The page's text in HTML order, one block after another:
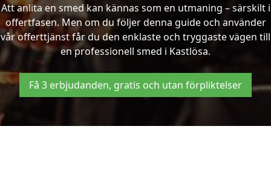
Att anlita en smed kan kännas som en utmaning – särskilt i
offertfasen. Men om du följer denna guide och använder
vår offerttjänst får du den enklaste och tryggaste vägen till
en professionell smed i Kastlösa.
Få 3 erbjudanden, gratis och utan förpliktelser